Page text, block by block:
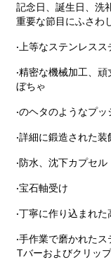
記念日、誕生日、洗
重要な節目にふさわ
·上等なステンレス
·精密な機械加工、
ぼちゃ
·のヘタのようなプ
·詳細に鍛造された
·防水、沈下カプセル
·宝石軸受け
·丁寧に作り込まれ
·手作業で磨かれた
Tバーおよびクリップ